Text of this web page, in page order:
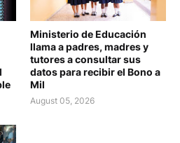
Ministerio de Educación
llama a padres, madres y
tutores a consultar sus
datos para recibir el Bono a
Mil
August 05, 2026